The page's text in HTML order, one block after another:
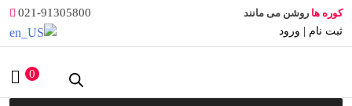
Skip
content
کوره ها روشن می مانند 021-91305800
ثبت نام | ورود
0